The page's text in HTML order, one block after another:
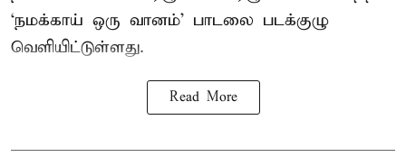
‘நமக்காய் ஒரு வானம்’ பாடலை படக்குழு
வெளியிட்டுள்ளது.
Read More